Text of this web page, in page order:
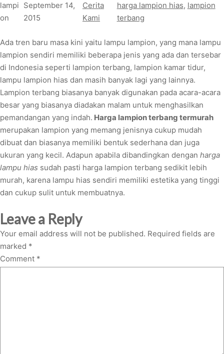
lampi
on
September 14,
2015
Cerita
Kami
harga lampion hias, lampion
terbang
Ada tren baru masa kini yaitu lampu lampion, yang mana lampu
lampion sendiri memiliki beberapa jenis yang ada dan tersebar
di Indonesia seperti lampion terbang, lampion kamar tidur,
lampu lampion hias dan masih banyak lagi yang lainnya.
Lampion terbang biasanya banyak digunakan pada acara-acara
besar yang biasanya diadakan malam untuk menghasilkan
pemandangan yang indah. Harga lampion terbang termurah
merupakan lampion yang memang jenisnya cukup mudah
dibuat dan biasanya memiliki bentuk sederhana dan juga
ukuran yang kecil. Adapun apabila dibandingkan dengan harga
lampu hias sudah pasti harga lampion terbang sedikit lebih
murah, karena lampu hias sendiri memiliki estetika yang tinggi
dan cukup sulit untuk membuatnya.
Leave a Reply
Your email address will not be published. Required fields are
marked *
Comment *